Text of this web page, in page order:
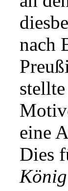
nach
eine
Dies